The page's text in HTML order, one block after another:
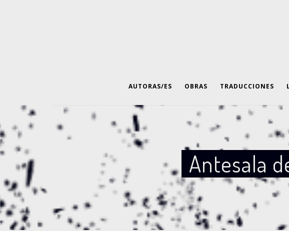
AUTORAS/ES OBRAS TRADUCCIONES
Antesala